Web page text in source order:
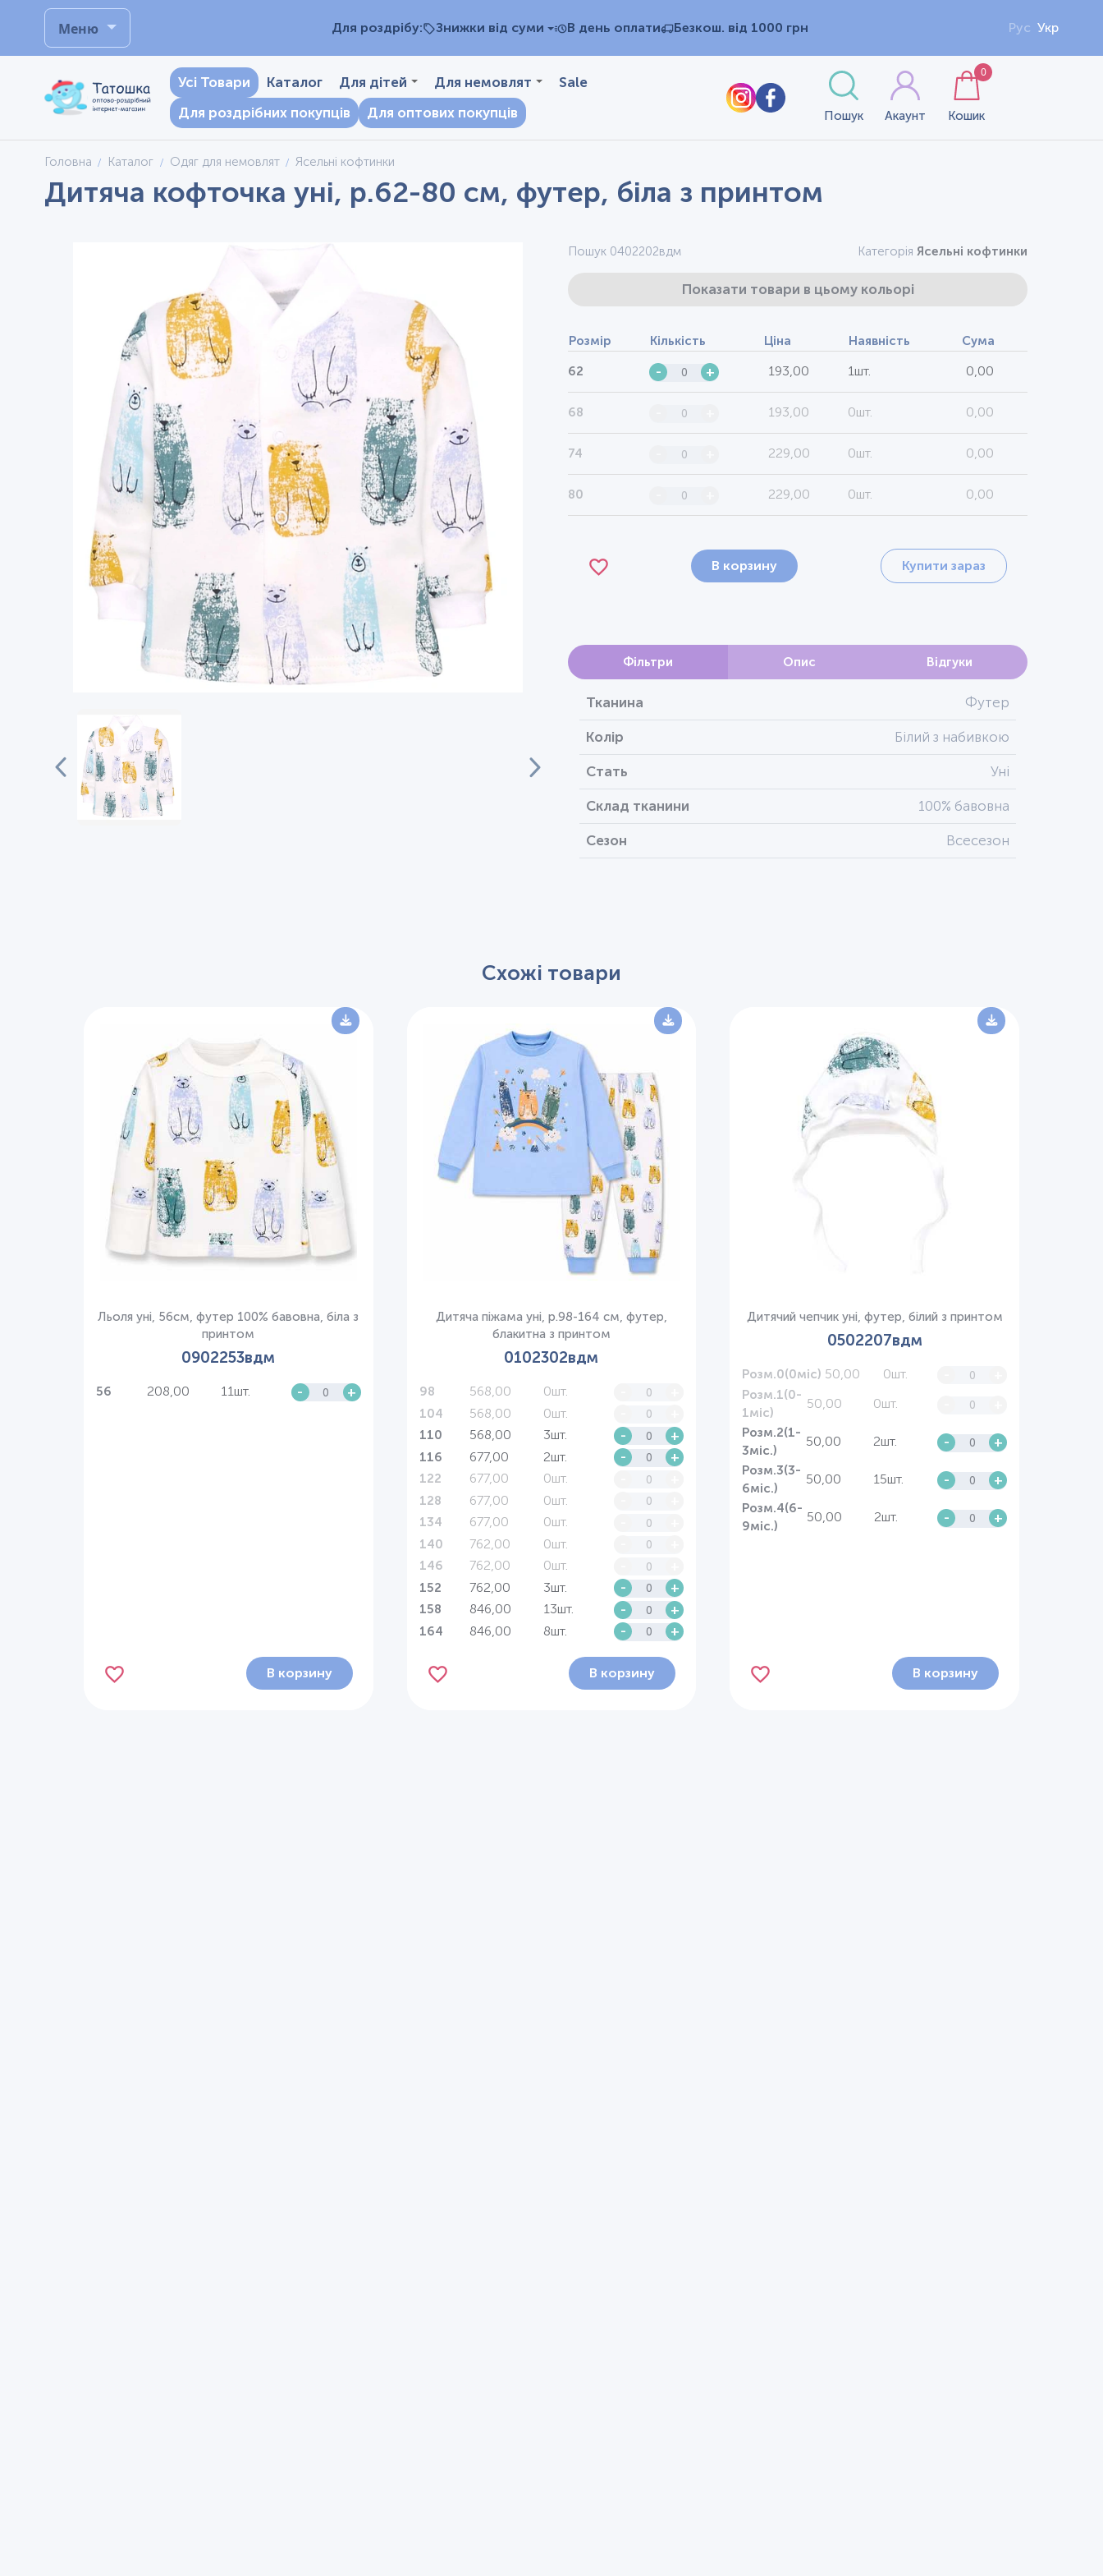
Меню Для роздрібу: Знижки від суми В день оплати Безкош. від 1000 грн Рус Укр
Усі Товари Каталог Для дітей Для немовлят
Sale
Для роздрібних покупців
Для оптових покупців Пошук Акаунт Кошик
0
Головна Каталог Одяг для немовлят Ясельні кофтинки
Дитяча кофточка уні, р.62-80 см, футер, біла з принтом
Пошук 0402202вдм Категорія Ясельні кофтинки
Показати товари в цьому кольорі
Розмір Кількість Ціна Наявність Сума
62 - + 193,00 1шт. 0,00
68 193,00 0шт. 0,00
74 229,00 0шт. 0,00
80 229,00 0шт. 0,00
В корзину Купити зараз
Фільтри Опис Відгуки
Тканина Футер
Колір Білий з набивкою
Стать Уні
Склад тканини 100% бавовна
Сезон Всесезон
Схожі товари
Льоля уні, 56см, футер 100% бавовна, біла з
принтом
0902253вдм
56 208,00 11шт. - +
В корзину
Дитяча піжама уні, р.98-164 см, футер,
блакитна з принтом
0102302вдм
98 568,00 0шт.
104 568,00 0шт.
110 568,00 3шт. - +
116 677,00 2шт. - +
122 677,00 0шт.
128 677,00 0шт.
134 677,00 0шт.
140 762,00 0шт.
146 762,00 0шт.
152 762,00 3шт. - +
158 846,00 13шт. - +
164 846,00 8шт. - +
В корзину
Дитячий чепчик уні, футер, білий з принтом
0502207вдм
Розм.0(0міс) 50,00 0шт.
Розм.1(0-
1міс)
50,00 0шт.
Розм.2(1-
3міс.)
50,00 2шт. - +
Розм.3(3-
6міс.)
50,00 15шт. - +
Розм.4(6-
9міс.)
50,00 2шт. - +
В корзину